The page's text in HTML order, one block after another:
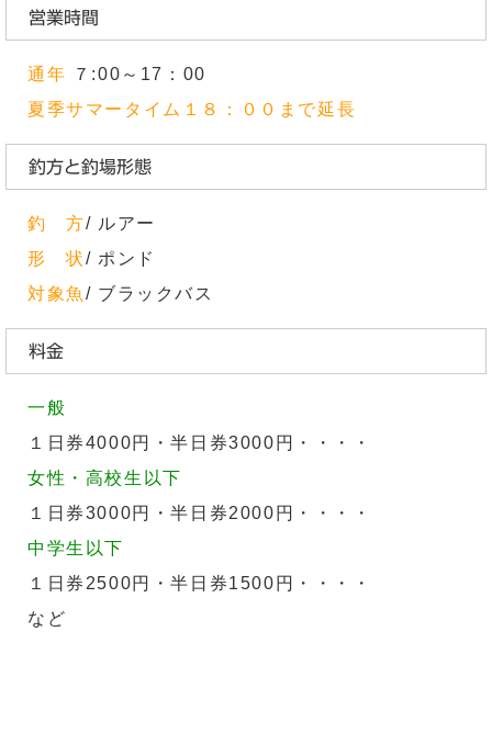
営業時間
通年 ７:00～17：00
夏季サマータイム１８：００まで延長
釣方と釣場形態
釣 方/ ルアー
形 状/ ポンド
対象魚 / ブラックバス
料金
一般
１日券4000円・半日券3000円・・・・
女性・高校生以下
１日券3000円・半日券2000円・・・・
中学生以下
１日券2500円・半日券1500円・・・・
など